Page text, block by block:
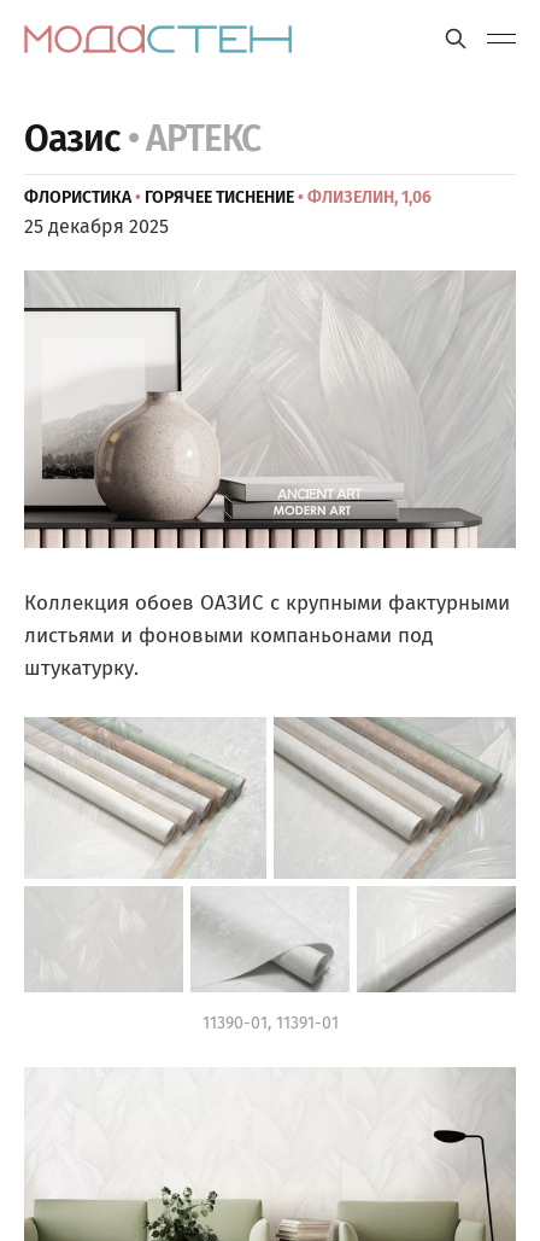
Оазис• АРТЕКС
ФЛОРИСТИКА• ГОРЯЧЕЕ ТИСНЕНИЕ• ФЛИЗЕЛИН, 1,06
25 декабря 2025
Коллекция обоев ОАЗИС с крупными фактурными
листьями и фоновыми компаньонами под
штукатурку.
11390-01, 11391-01